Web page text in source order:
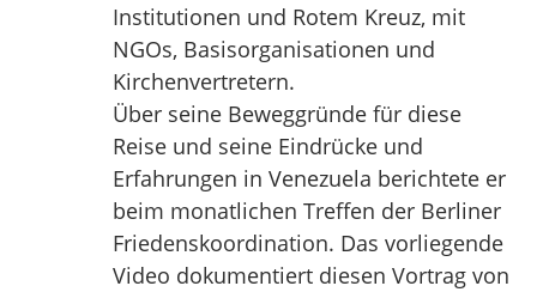
Institutionen und Rotem Kreuz, mit
NGOs, Basisorganisationen und
Kirchenvertretern.
Über seine Beweggründe für diese
Reise und seine Eindrücke und
Erfahrungen in Venezuela berichtete er
beim monatlichen Treffen der Berliner
Friedenskoordination. Das vorliegende
Video dokumentiert diesen Vortrag von